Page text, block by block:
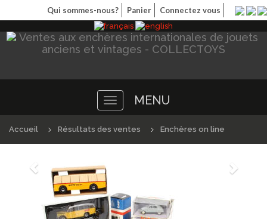
Qui sommes-nous? Panier Connectez vous
Toggle
navigation
MENU
Accueil Résultats des ventes Enchères on line
Précédént